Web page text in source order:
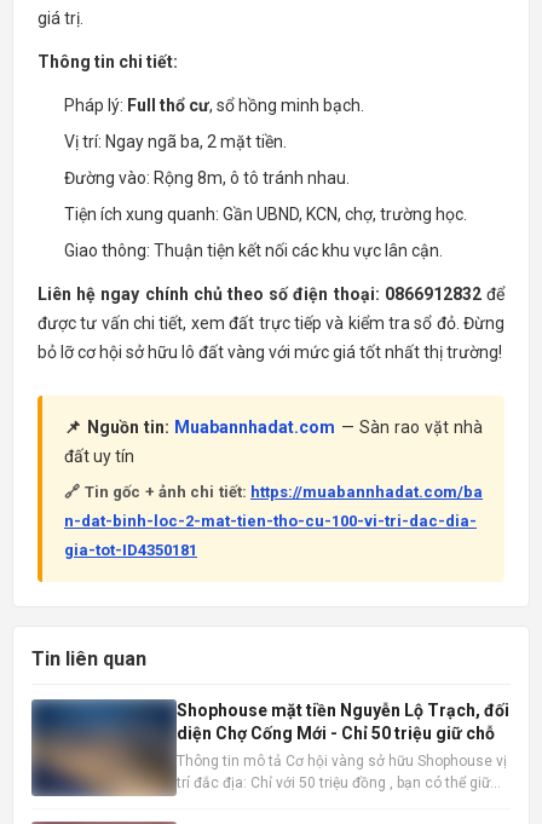
giá trị.
Thông tin chi tiết:
Pháp lý: Full thổ cư, sổ hồng minh bạch.
Vị trí: Ngay ngã ba, 2 mặt tiền.
Đường vào: Rộng 8m, ô tô tránh nhau.
Tiện ích xung quanh: Gần UBND, KCN, chợ, trường học.
Giao thông: Thuận tiện kết nối các khu vực lân cận.
Liên hệ ngay chính chủ theo số điện thoại: 0866912832để
được tư vấn chi tiết, xem đất trực tiếp và kiểm tra sổ đỏ. Đừng
bỏ lỡ cơ hội sở hữu lô đất vàng với mức giá tốt nhất thị trường!
📌 Nguồn tin: Muabannhadat.com — Sàn rao vặt nhà
đất uy tín
🔗 Tin gốc + ảnh chi tiết: https://muabannhadat.com/ba
n-dat-binh-loc-2-mat-tien-tho-cu-100-vi-tri-dac-dia-
gia-tot-ID4350181
Tin liên quan
Shophouse mặt tiền Nguyễn Lộ Trạch, đối
diện Chợ Cống Mới - Chỉ 50 triệu giữ chỗ
Thông tin mô tả Cơ hội vàng sở hữu Shophouse vị
trí đắc địa: Chỉ với 50 triệu đồng , bạn có thể giữ